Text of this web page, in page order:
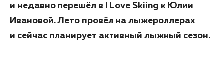
и недавно перешёл в I Love Skiing к Юлии
Ивановой. Лето провёл на лыжероллерах
и сейчас планирует активный лыжный сезон.